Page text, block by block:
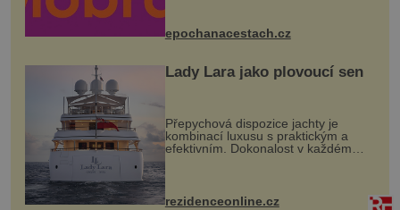
mohou těšit na víno, burčák, pes...
epochanacestach.cz
Lady Lara jako plovoucí sen
Přepychová dispozice jachty je
kombinací luxusu s praktickým a
efektivním. Dokonalost v každém
detailu představuje značka Fendi
Casa, kterou byly vybaveny její
paluby. Monacký přístav nabízí
každoročn...
rezidenceonline.cz